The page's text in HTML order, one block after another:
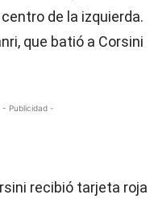
de la izquierda.
que batió a Corsini
- Publicidad -
recibió tarjeta roja